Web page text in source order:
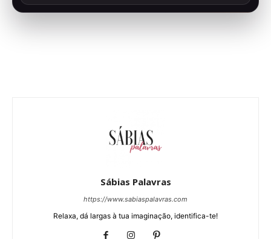
Sábias Palavras
https://www.sabiaspalavras.com
Relaxa, dá largas à tua imaginação, identifica-te!